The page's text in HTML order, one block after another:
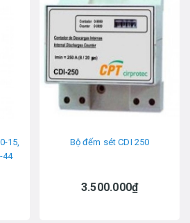
15,
44
Bộ đếm sét CDI 250
3.500.000₫